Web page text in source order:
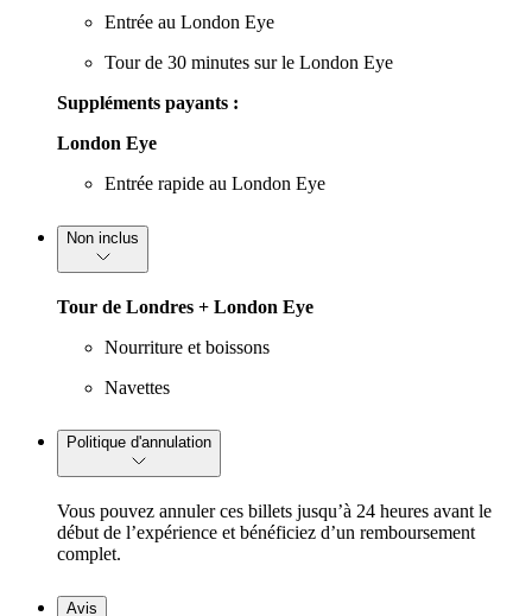
Entrée au London Eye
Tour de 30 minutes sur le London Eye
Suppléments payants :
London Eye
Entrée rapide au London Eye
Non inclus
Tour de Londres + London Eye
Nourriture et boissons
Navettes
Politique d'annulation
Vous pouvez annuler ces billets jusqu’à 24 heures avant le
début de l’expérience et bénéficiez d’un remboursement
complet.
Avis